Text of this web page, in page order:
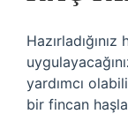
yardımcı
bir fincan